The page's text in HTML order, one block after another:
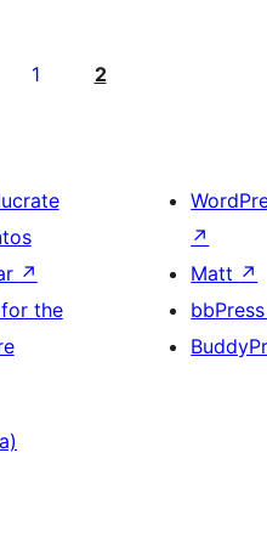
1 2
↗
the
↗
Matt ↗
bbPress